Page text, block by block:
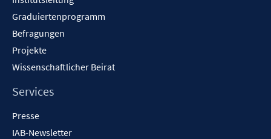
Graduiertenprogramm
Befragungen
Projekte
Wissenschaftlicher Beirat
Services
Presse
IAB-Newsletter